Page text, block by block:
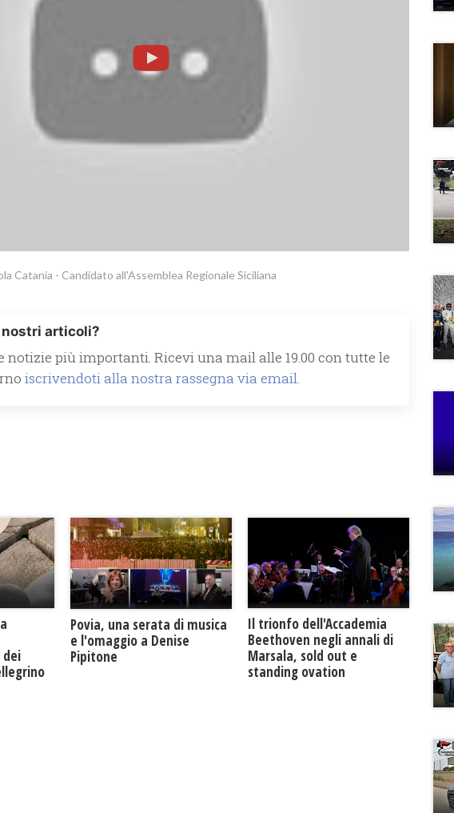
Catania - Candidato all'Assemblea Regionale Siciliana
articoli?
notizie più importanti. Ricevi una mail alle 19.00 con tutte le
iscrivendoti alla nostra rassegna via email.
Povia, una serata di musica
e l'omaggio a Denise
Pipitone
Il trionfo dell'Accademia
Beethoven negli annali di
Marsala, sold out e
standing ovation